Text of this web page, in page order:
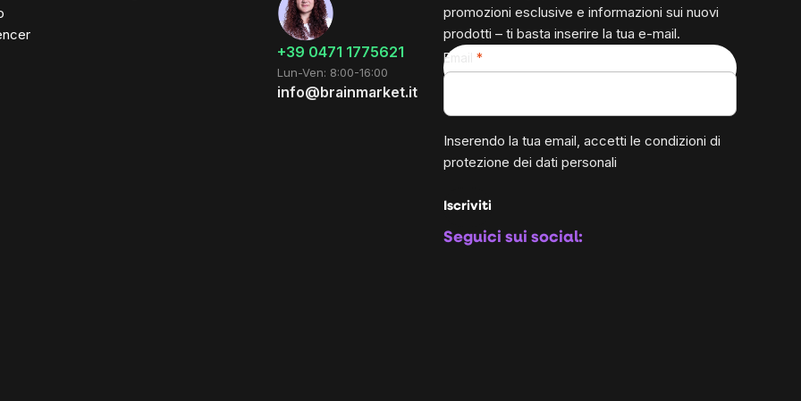
+39 0471 1775621
Lun-Ven: 8:00-16:00
info@brainmarket.it
promozioni esclusive e informazioni sui nuovi
prodotti – ti basta inserire la tua e-mail.
Email
Inserendo la tua email, accetti le condizioni di
protezione dei dati personali
Iscriviti
Seguici sui social: